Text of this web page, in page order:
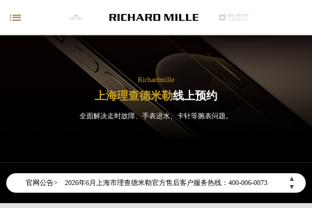

Richardmille
上海理查德米勒线上预约
全面解决走时故障、手表进水、卡针等腕表问题。
官网公告>
▲
▼
2026年6月上海市理查德米勒官方售后客户服务热线：400-006-0073
2026年6月理查德米勒售后服务中心最新网点地址：
上海市徐汇区虹桥路3号港汇中心写字楼2座37层3705室（需提前预约）